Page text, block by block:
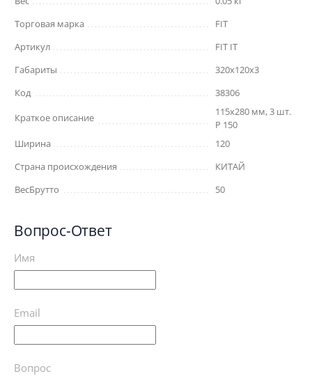
Торговая марка
FIT
Артикул
FIT IT
Габариты
320x120x3
Код
38306
Краткое описание
115х280 мм, 3 шт.
Р 150
Ширина
120
Страна происхождения
КИТАЙ
ВесБрутто
50
Вопрос-Ответ
Имя
Email
Вопрос